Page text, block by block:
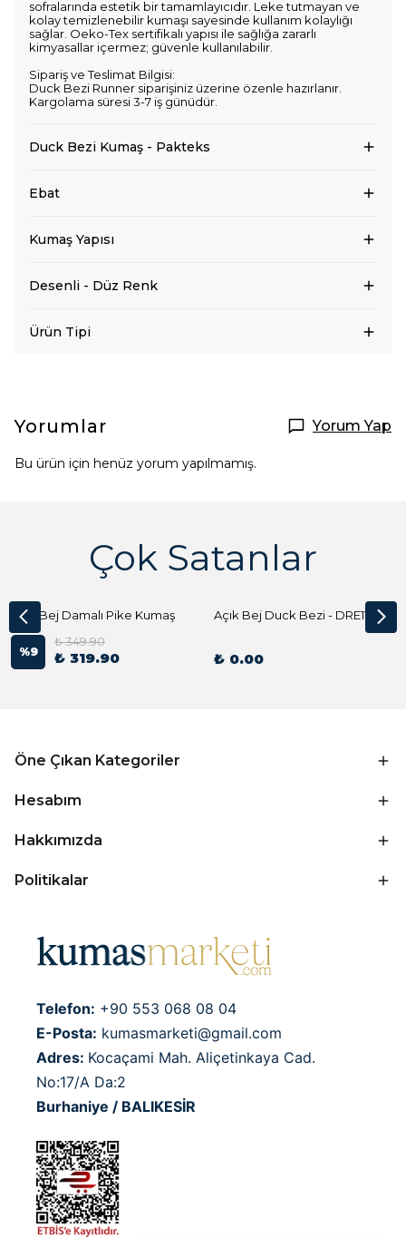
sofralarında estetik bir tamamlayıcıdır. Leke tutmayan ve
kolay temizlenebilir kumaşı sayesinde kullanım kolaylığı
sağlar. Oeko-Tex sertifikalı yapısı ile sağlığa zararlı
kimyasallar içermez; güvenle kullanılabilir.
Sipariş ve Teslimat Bilgisi:
Duck Bezi Runner siparişiniz üzerine özenle hazırlanır.
Kargolama süresi 3-7 iş günüdür.
Duck Bezi Kumaş - Pakteks
Ebat
Kumaş Yapısı
Desenli - Düz Renk
Ürün Tipi
Yorumlar Yorum Yap
Bu ürün için henüz yorum yapılmamış.
Çok Satanlar
Açık Bej Damalı Pike Kumaş
%9
₺ 349.90
₺ 319.90
Açık Bej Duck Bezi - DRE1144 Kumaş Peçete
₺ 0.00
Öne Çıkan Kategoriler
Hesabım
Hakkımızda
Politikalar
Telefon: +90 553 068 08 04
E-Posta: kumasmarketi@gmail.com
Adres: Kocaçami Mah. Aliçetinkaya Cad.
No:17/A Da:2
Burhaniye / BALIKESİR